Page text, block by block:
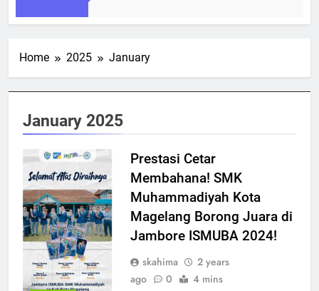
Home 2025 January
January 2025
Prestasi Cetar
Membahana! SMK
Muhammadiyah Kota
Magelang Borong Juara di
Jambore ISMUBA 2024!
skahima
2 years
ago
0 4 mins